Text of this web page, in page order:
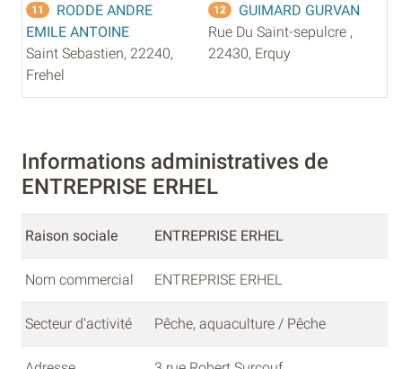
11
RODDE ANDRE
EMILE ANTOINE
Saint Sebastien, 22240,
Frehel
12
GUIMARD GURVAN
Rue Du Saint-sepulcre ,
22430, Erquy
Informations administratives de
ENTREPRISE ERHEL
Raison sociale ENTREPRISE ERHEL
Nom commercial ENTREPRISE ERHEL
Secteur d'activité Pêche, aquaculture / Pêche